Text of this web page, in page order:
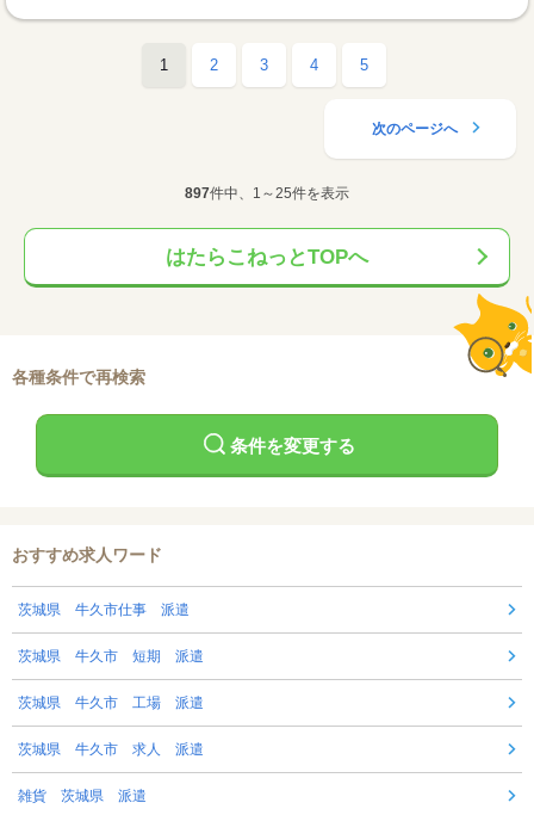
1 2 3 4 5
次のページへ
897件中、1～25件を表示
はたらこねっとTOPへ
各種条件で再検索
条件を変更する
おすすめ求人ワード
茨城県 牛久市仕事 派遣
茨城県 牛久市 短期 派遣
茨城県 牛久市 工場 派遣
茨城県 牛久市 求人 派遣
雑貨 茨城県 派遣